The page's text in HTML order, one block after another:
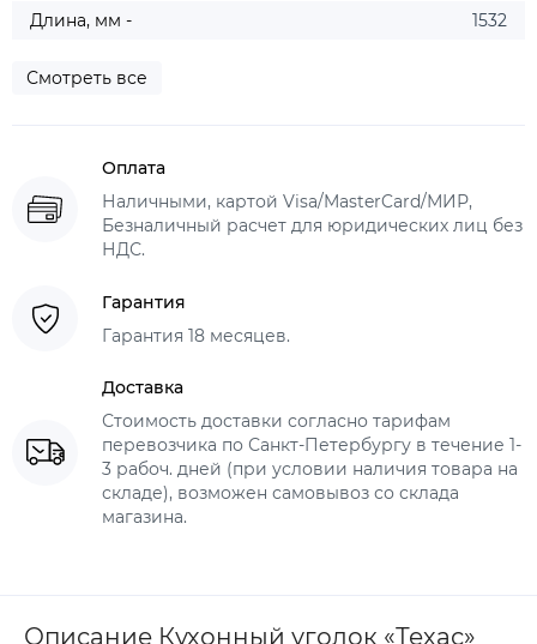
Длина, мм -
1532
Смотреть все
Оплата
Наличными, картой Visa/MasterCard/МИР,
Безналичный расчет для юридических лиц без
НДС.
Гарантия
Гарантия 18 месяцев.
Доставка
Стоимость доставки согласно тарифам
перевозчика по Санкт-Петербургу в течение 1-
3 рабоч. дней (при условии наличия товара на
складе), возможен самовывоз со склада
магазина.
Описание Кухонный уголок «Техас»